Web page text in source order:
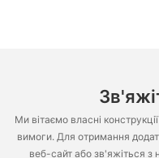
Ми вітаємо власні
вимоги. Для отримання
веб-сайт або зв'яжіться